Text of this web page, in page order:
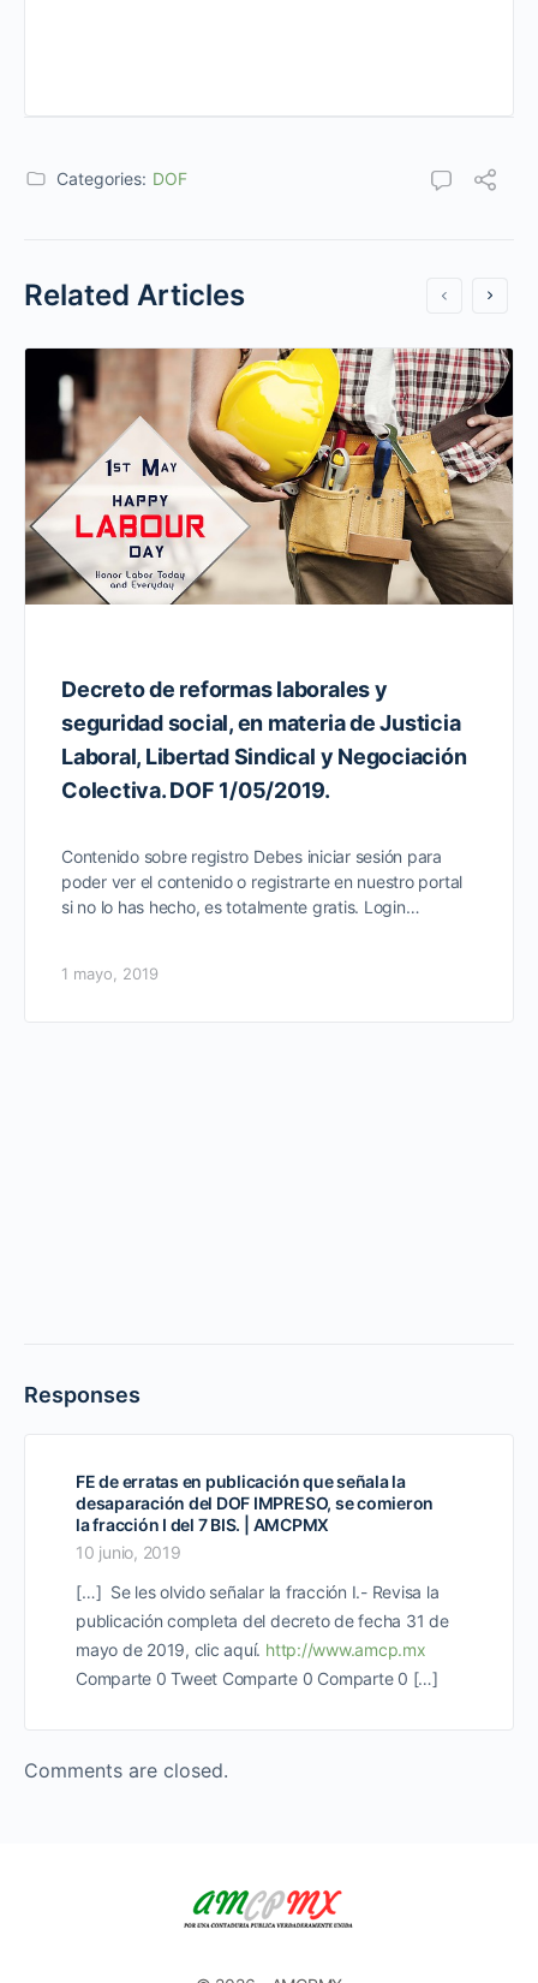
Categories: DOF
Related Articles
Decreto de reformas laborales y
seguridad social, en materia de Justicia
Laboral, Libertad Sindical y Negociación
Colectiva. DOF 1/05/2019.
Contenido sobre registro Debes iniciar sesión para
poder ver el contenido o registrarte en nuestro portal
si no lo has hecho, es totalmente gratis. Login…
1 mayo, 2019
Responses
FE de erratas en publicación que señala la
desaparación del DOF IMPRESO, se comieron
la fracción I del 7 BIS. | AMCPMX
10 junio, 2019
[…] Se les olvido señalar la fracción I.- Revisa la
publicación completa del decreto de fecha 31 de
mayo de 2019, clic aquí. http://www.amcp.mx
Comparte 0 Tweet Comparte 0 Comparte 0 […]
Comments are closed.